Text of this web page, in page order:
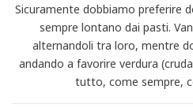
Sicuramente dobbiamo preferire
sempre lontano dai pasti.
alternandoli tra loro, mentre
andando a favorire verdura
tutto, come sempre,